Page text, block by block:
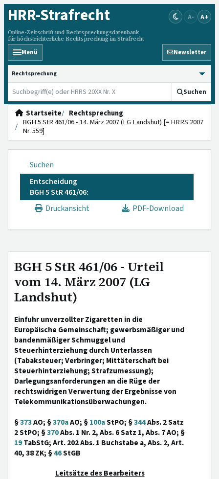
HRR-Strafrecht
Online-Zeitschrift und Rechtsprechungsdatenbank
für höchstrichterliche Rechtsprechung im Strafrecht
A- A+
Menü Newsletter
HRRS durchsuchen
Suchen
Startseite
Rechtsprechung
BGH 5 StR 461/06 - 14. März 2007 (LG Landshut) [= HRRS 2007
Nr. 559]
Suchen
Entscheidung
BGH 5 StR 461/06:
Druckansicht
PDF-Download
BGH 5 StR 461/06 - Urteil
vom 14. März 2007 (LG
Landshut)
Einfuhr unverzollter Zigaretten in die
Europäische Gemeinschaft; gewerbsmäßiger und
bandenmäßiger Schmuggel und
Steuerhinterziehung durch Unterlassen
(Tabaksteuer; Verbringer; Mittäterschaft bei
Steuerhinterziehung; Strafzumessung);
Darlegungsanforderungen an die Rüge der
rechtswidrigen Verwertung der Ergebnisse von
Telekommunikationsüberwachungen.
§373AO; §370aAO; §100aStPO; §344Abs. 2 Satz
2 StPO; §370Abs. 1 Nr. 2, Abs. 6 Satz 1, Abs. 7 AO; §
19TabStG; Art. 202 Abs. 1 Buchstabe a, Abs. 2, Art.
40, 38 ZK; §46StGB
Leitsätze des Bearbeiters